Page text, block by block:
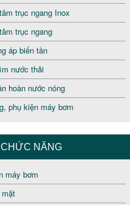
trục ngang Inox
trục ngang
áp biến tần
nước thải
hoàn nước nóng
phụ kiện máy bơm
NĂNG
máy bơm
mặt